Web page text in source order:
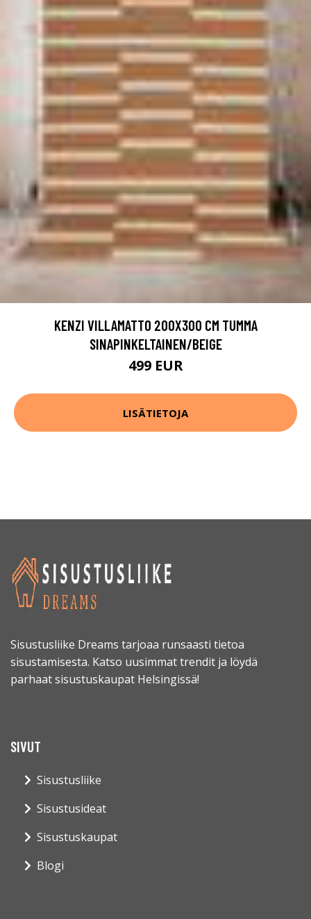
KENZI VILLAMATTO 200X300 CM TUMMA
SINAPINKELTAINEN/BEIGE
499 EUR
LISÄTIETOJA
Sisustusliike Dreams tarjoaa runsaasti tietoa
sisustamisesta. Katso uusimmat trendit ja löydä
parhaat sisustuskaupat Helsingissä!
SIVUT
Sisustusliike
Sisustusideat
Sisustuskaupat
Blogi